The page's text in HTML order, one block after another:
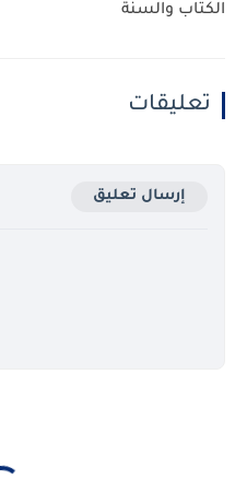
الكتاب والسنة
تعليقات
إرسال تعليق